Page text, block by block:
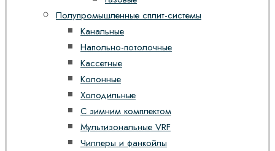
Полупромышленные сплит-системы
Канальные
Напольно-потолочные
Кассетные
Колонные
Холодильные
С зимним комплектом
Мультизональные VRF
Чиллеры и фанкойлы